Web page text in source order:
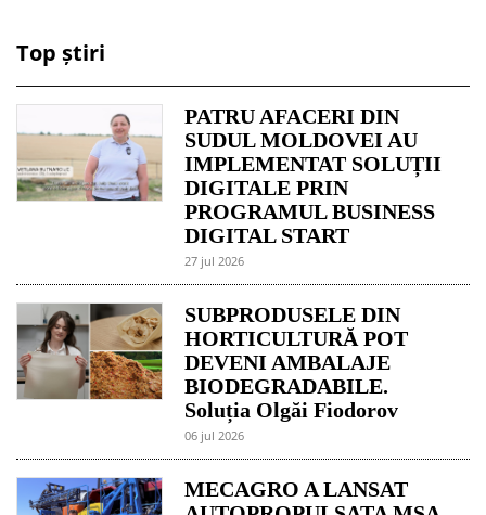
Top știri
PATRU AFACERI DIN
SUDUL MOLDOVEI AU
IMPLEMENTAT SOLUȚII
DIGITALE PRIN
PROGRAMUL BUSINESS
DIGITAL START
27 jul 2026
SUBPRODUSELE DIN
HORTICULTURĂ POT
DEVENI AMBALAJE
BIODEGRADABILE.
Soluția Olgăi Fiodorov
06 jul 2026
MECAGRO A LANSAT